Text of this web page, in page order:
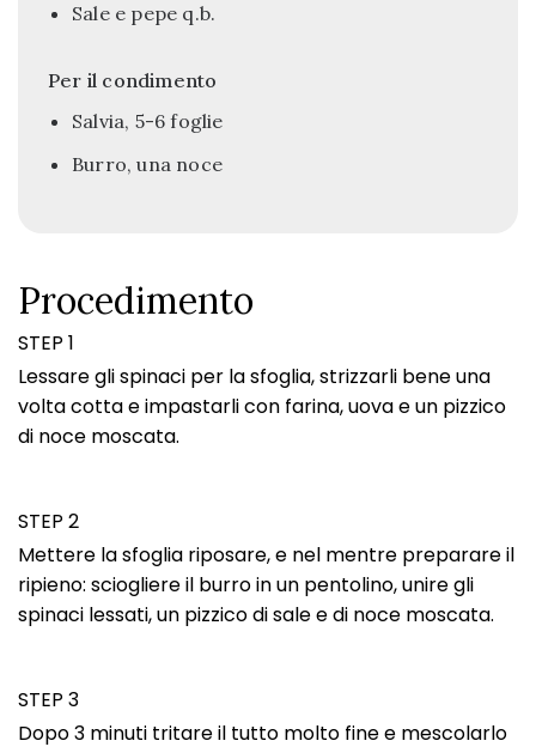
Sale e pepe q.b.
Per il condimento
Salvia, 5-6 foglie
Burro, una noce
Procedimento
STEP 1
Lessare gli spinaci per la sfoglia, strizzarli bene una
volta cotta e impastarli con farina, uova e un pizzico
di noce moscata.
STEP 2
Mettere la sfoglia riposare, e nel mentre preparare il
ripieno: sciogliere il burro in un pentolino, unire gli
spinaci lessati, un pizzico di sale e di noce moscata.
STEP 3
Dopo 3 minuti tritare il tutto molto fine e mescolarlo